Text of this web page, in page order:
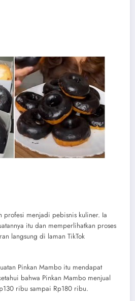
profesi menjadi pebisnis kuliner. Ia
itu dan memperlihatkan proses
langsung di laman TikTok
Pinkan Mambo itu mendapat
bahwa Pinkan Mambo menjual
ribu sampai Rp180 ribu.